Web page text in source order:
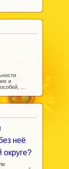
и
...
неё
округе?